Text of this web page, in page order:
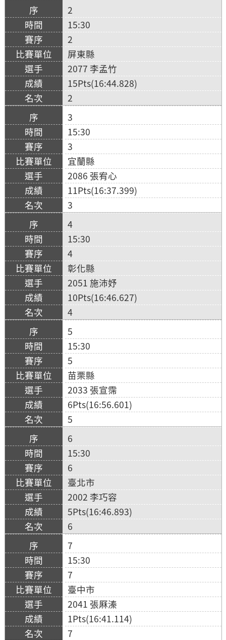
2
15:30
2
屏東縣
2077 李孟竹
15Pts(16:44.828)
2
3
15:30
3
宜蘭縣
2086 張宥心
11Pts(16:37.399)
3
4
15:30
4
彰化縣
2051 施沛妤
10Pts(16:46.627)
4
5
15:30
5
苗栗縣
2033 張宣霈
6Pts(16:56.601)
5
6
15:30
6
臺北市
2002 李巧容
5Pts(16:46.893)
6
7
15:30
7
臺中市
2041 張厤溱
1Pts(16:41.114)
7